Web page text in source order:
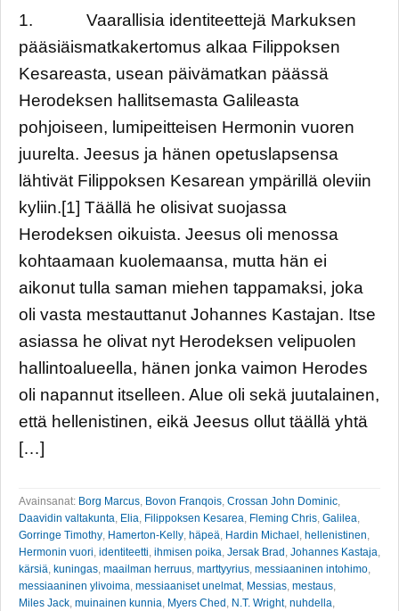
1. Vaarallisia identiteettejä Markuksen
pääsiäismatkakertomus alkaa Filippoksen
Kesareasta, usean päivämatkan päässä
Herodeksen hallitsemasta Galileasta
pohjoiseen, lumipeitteisen Hermonin vuoren
juurelta. Jeesus ja hänen opetuslapsensa
lähtivät Filippoksen Kesarean ympärillä oleviin
kyliin.[1] Täällä he olisivat suojassa
Herodeksen oikuista. Jeesus oli menossa
kohtaamaan kuolemaansa, mutta hän ei
aikonut tulla saman miehen tappamaksi, joka
oli vasta mestauttanut Johannes Kastajan. Itse
asiassa he olivat nyt Herodeksen velipuolen
hallintoalueella, hänen jonka vaimon Herodes
oli napannut itselleen. Alue oli sekä juutalainen,
että hellenistinen, eikä Jeesus ollut täällä yhtä
[…]
Avainsanat: Borg Marcus Bovon Franqois Crossan John Dominic
Daavidin valtakunta Elia Filippoksen Kesarea Fleming Chris Galilea
Gorringe Timothy Hamerton-Kelly häpeä Hardin Michael hellenistinen
Hermonin vuori identiteetti ihmisen poika Jersak Brad Johannes Kastaja
kärsiä kuningas maailman herruus marttyyrius messiaaninen intohimo
messiaaninen ylivoima messiaaniset unelmat, Messias mestaus
Miles Jack muinainen kunnia Myers Ched N.T. Wright, nuhdella